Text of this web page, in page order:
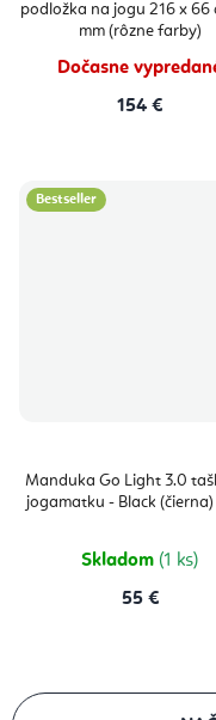
podložka na jogu 216 x 66
mm (rôzne farby)
Dočasne
154 €
Bestseller
Manduka Go Light 3.0
jogamatku - Black (čierna)
Skladom (1 ks)
55 €